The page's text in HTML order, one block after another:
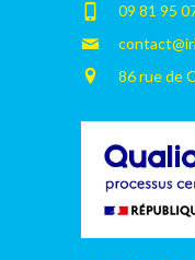
09 81 95
86 rue de